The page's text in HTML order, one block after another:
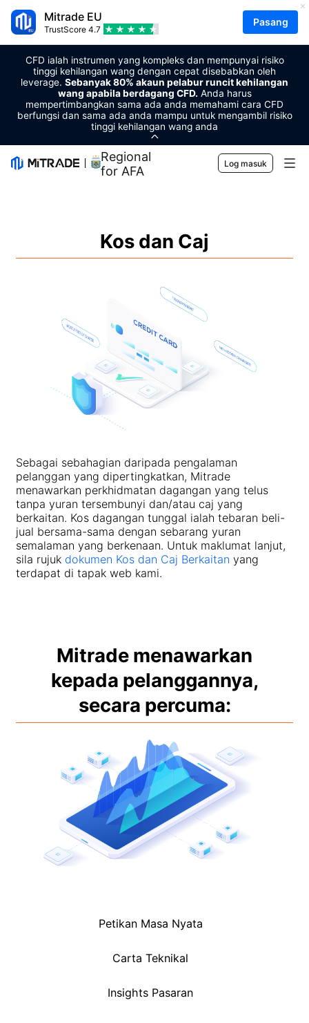
Mitrade EU
TrustScore 4.7
Pasang
CFD ialah instrumen yang kompleks dan mempunyai risiko
tinggi kehilangan wang dengan cepat disebabkan oleh
leverage. Sebanyak 80% akaun pelabur runcit kehilangan
wang apabila berdagang CFD. Anda harus
mempertimbangkan sama ada anda memahami cara CFD
berfungsi dan sama ada anda mampu untuk mengambil risiko
tinggi kehilangan wang anda
Regional Sponsor
for AFA
Log masuk
Komoditi
Platform Perdagangan
Kos dan Caj
Alat Pasaran
Anugerah Kami
Peluang Karir
Dokumen Undang-Undang
Hubungi Kami
Français
Nederlands
Español
Italiano
Bahasa Indonesia
Bahasa Melayu
Kos dan Caj
Sebagai sebahagian daripada pengalaman
pelanggan yang dipertingkatkan, Mitrade
menawarkan perkhidmatan dagangan yang telus
tanpa yuran tersembunyi dan/atau caj yang
berkaitan. Kos dagangan tunggal ialah tebaran beli-
jual bersama-sama dengan sebarang yuran
semalaman yang berkenaan. Untuk maklumat lanjut,
sila rujuk dokumen Kos dan Caj Berkaitan yang
terdapat di tapak web kami.
Mitrade menawarkan
kepada pelanggannya,
secara percuma:
Petikan Masa Nyata
Carta Teknikal
Insights Pasaran